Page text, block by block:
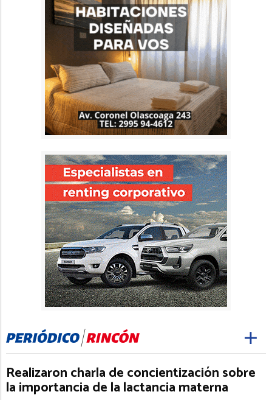
Realizaron charla de concientización sobre
la importancia de la lactancia materna